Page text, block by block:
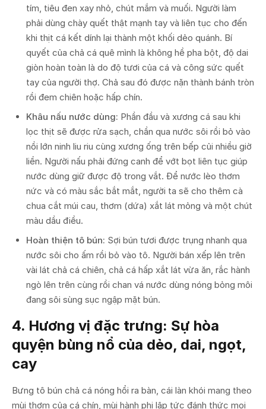
tím, tiêu đen xay nhỏ, chút mắm và muối. Người làm
phải dùng chày quết thật mạnh tay và liên tục cho đến
khi thịt cá kết dính lại thành một khối dẻo quánh. Bí
quyết của chả cá quê mình là không hề pha bột, độ dai
giòn hoàn toàn là do độ tươi của cá và công sức quết
tay của người thợ. Chả sau đó được nặn thành bánh tròn
rồi đem chiên hoặc hấp chín.
Khâu nấu nước dùng: Phần đầu và xương cá sau khi
lọc thịt sẽ được rửa sạch, chần qua nước sôi rồi bỏ vào
nồi lớn ninh liu riu cùng xương ống trên bếp củi nhiều giờ
liền. Người nấu phải đứng canh để vớt bọt liên tục giúp
nước dùng giữ được độ trong vắt. Để nước lèo thơm
nức và có màu sắc bắt mắt, người ta sẽ cho thêm cà
chua cắt múi cau, thơm (dứa) xắt lát mỏng và một chút
màu dầu điều.
Hoàn thiện tô bún: Sợi bún tươi được trụng nhanh qua
nước sôi cho ấm rồi bỏ vào tô. Người bán xếp lên trên
vài lát chả cá chiên, chả cá hấp xắt lát vừa ăn, rắc hành
ngò lên trên cùng rồi chan vá nước dùng nóng bỏng môi
đang sôi sùng sục ngập mặt bún.
4. Hương vị đặc trưng: Sự hòa
quyện bùng nổ của dẻo, dai, ngọt,
cay
Bưng tô bún chả cá nóng hổi ra bàn, cái làn khói mang theo
mùi thơm của cá chín, mùi hành phi lập tức đánh thức mọi